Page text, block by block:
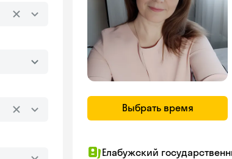
Выбрать время
Елабужский